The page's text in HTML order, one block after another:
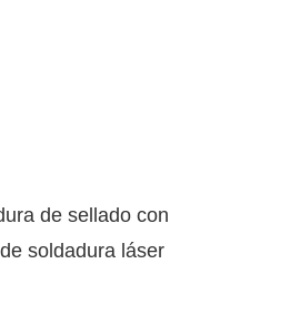
de sellado con
soldadura láser